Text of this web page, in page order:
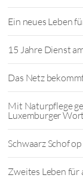
Ein neues Leben
15 Jahre Dienst
Das Netz
Mit Naturpflege
Luxemburger Wort
Schwaarz Schof
Zweites Leben für